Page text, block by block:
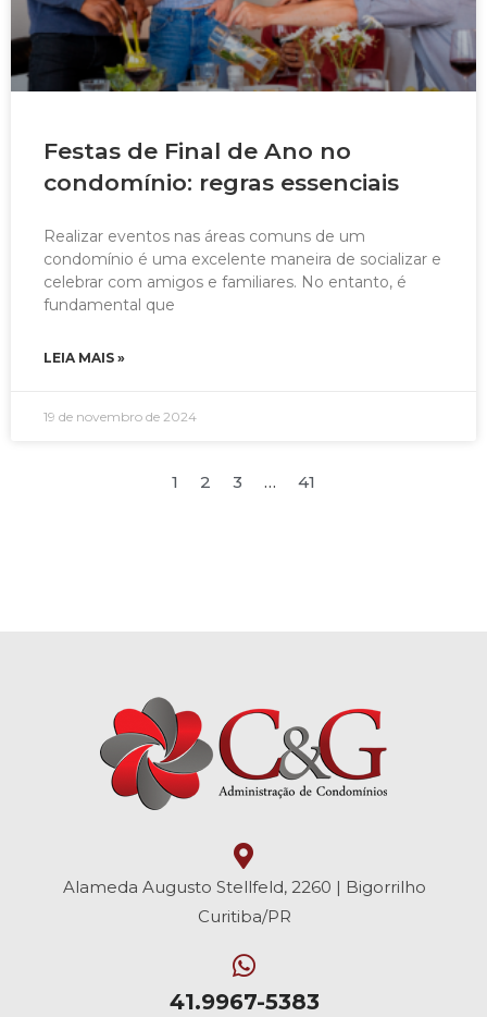
Festas de Final de Ano no
condomínio: regras essenciais
Realizar eventos nas áreas comuns de um
condomínio é uma excelente maneira de socializar e
celebrar com amigos e familiares. No entanto, é
fundamental que
LEIA MAIS »
19 de novembro de 2024
1 2 3 … 41
Alameda Augusto Stellfeld, 2260 | Bigorrilho
Curitiba/PR
41.9967-5383